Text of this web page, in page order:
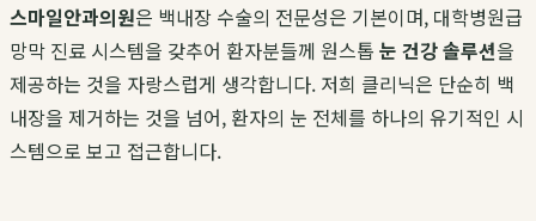
스마일안과의원은 백내장 수술의 전문성은 기본이며, 대학병원급
망막 진료 시스템을 갖추어 환자분들께 원스톱 눈 건강 솔루션을
제공하는 것을 자랑스럽게 생각합니다. 저희 클리닉은 단순히 백
내장을 제거하는 것을 넘어, 환자의 눈 전체를 하나의 유기적인 시
스템으로 보고 접근합니다.